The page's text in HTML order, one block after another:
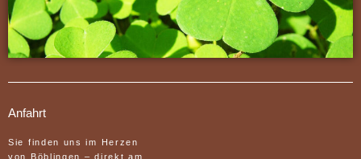
Anfahrt
Sie finden uns im Herzen
von Böblingen – direkt am